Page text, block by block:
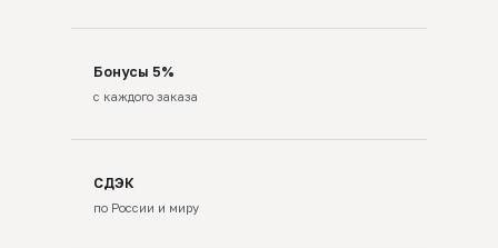
Бонусы 5%
с каждого заказа
СДЭК
по России и миру